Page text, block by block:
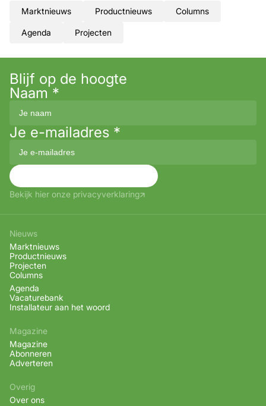
Marktnieuws Productnieuws Columns
Agenda Projecten
Blijf op de hoogte
Naam *
Je e-mailadres *
Bekijk hier onze privacyverklaring
Nieuws
Marktnieuws
Productnieuws
Projecten
Columns
Agenda
Vacaturebank
Installateur aan het woord
Magazine
Magazine
Abonneren
Adverteren
Overig
Over ons